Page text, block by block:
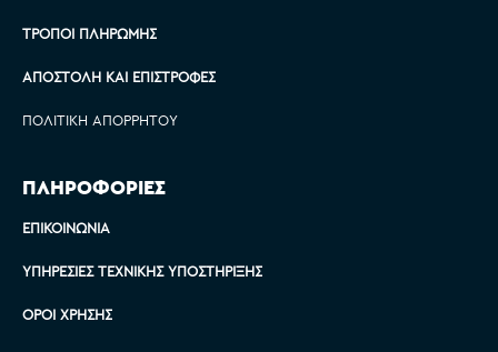
ΤΡΌΠΟΙ ΠΛΗΡΩΜΉΣ
ΑΠΟΣΤΟΛΉ ΚΑΙ ΕΠΙΣΤΡΟΦΈΣ
ΠΟΛΙΤΙΚΉ ΑΠΟΡΡΉΤΟΥ
ΠΛΗΡΟΦΟΡΙΕΣ
ΕΠΙΚΟΙΝΩΝΊΑ
ΥΠΗΡΕΣΊΕΣ ΤΕΧΝΙΚΉΣ ΥΠΟΣΤΉΡΙΞΗΣ
ΌΡΟΙ ΧΡΉΣΗΣ